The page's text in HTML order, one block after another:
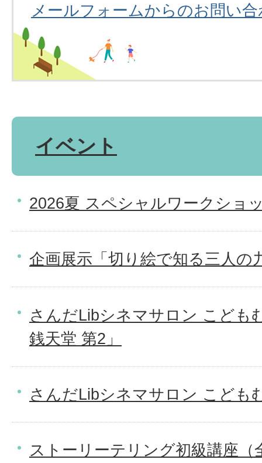
メールフォームからのお問い
イベント
2026夏 スペシャルワークショ
企画展示「切り絵で知る三人の
さんだLibシネマサロン こども
銭天堂 第2」
さんだLibシネマサロン こども
ストーリーテリング初級講座（